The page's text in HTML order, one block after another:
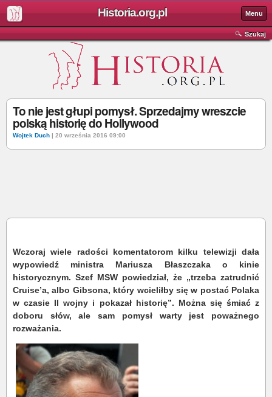
Historia.org.pl Menu
Szukaj
To nie jest głupi pomysł. Sprzedajmy wreszcie
polską historię do Hollywood
Wojtek Duch | 20 września 2016 09:00
Wczoraj wiele radości komentatorom kilku telewizji dała
wypowiedź ministra Mariusza Błaszczaka o kinie
historycznym. Szef MSW powiedział, że „trzeba zatrudnić
Cruise’a, albo Gibsona, który wcieliłby się w postać Polaka
w czasie II wojny i pokazał historię”. Można się śmiać z
doboru słów, ale sam pomysł warty jest poważnego
rozważania.